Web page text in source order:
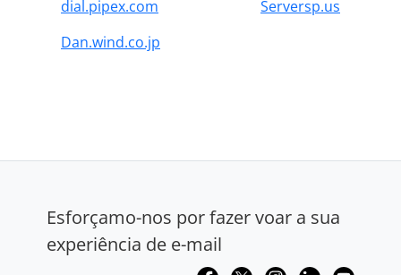
dial.pipex.com
Serversp.us
Dan.wind.co.jp
Esforçamo-nos por fazer voar a sua
experiência de e-mail